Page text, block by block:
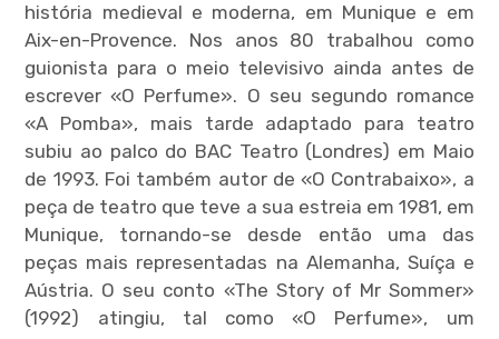
história medieval e moderna, em Munique e em
Aix-en-Provence. Nos anos 80 trabalhou como
guionista para o meio televisivo ainda antes de
escrever «O Perfume». O seu segundo romance
«A Pomba», mais tarde adaptado para teatro
subiu ao palco do BAC Teatro (Londres) em Maio
de 1993. Foi também autor de «O Contrabaixo», a
peça de teatro que teve a sua estreia em 1981, em
Munique, tornando-se desde então uma das
peças mais representadas na Alemanha, Suíça e
Aústria. O seu conto «The Story of Mr Sommer»
(1992) atingiu, tal como «O Perfume», um